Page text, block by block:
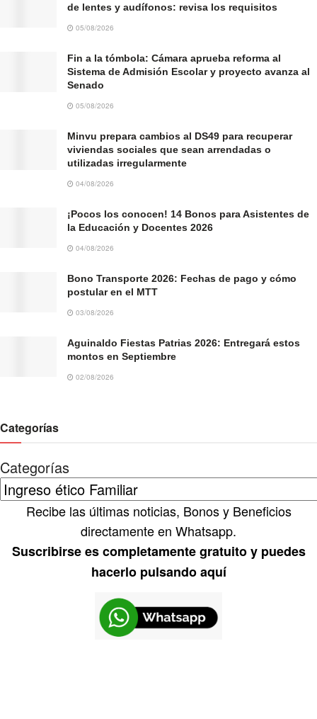
de lentes y audífonos: revisa los requisitos
05/08/2026
Fin a la tómbola: Cámara aprueba reforma al
Sistema de Admisión Escolar y proyecto avanza al
Senado
05/08/2026
Minvu prepara cambios al DS49 para recuperar
viviendas sociales que sean arrendadas o
utilizadas irregularmente
04/08/2026
¡Pocos los conocen! 14 Bonos para Asistentes de
la Educación y Docentes 2026
04/08/2026
Bono Transporte 2026: Fechas de pago y cómo
postular en el MTT
03/08/2026
Aguinaldo Fiestas Patrias 2026: Entregará estos
montos en Septiembre
02/08/2026
Categorías
Categorías
Recibe las últimas noticias, Bonos y Beneficios
directamente en Whatsapp.
Suscribirse es completamente gratuito y puedes
hacerlo pulsando aquí